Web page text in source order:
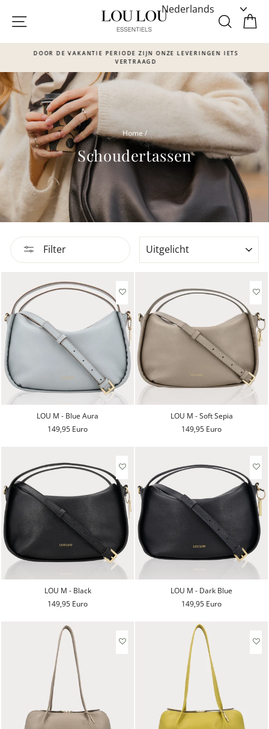
content
SITE NAVIGATIE
missing:
nl.sections.slideshow.pause_slideshow
DOOR DE VAKANTIE PERIODE ZIJN ONZE LEVERINGEN IETS
VERTRAAGD
Home/
Schoudertassen
Filter
LOU M - Blue Aura
149,95 Euro
LOU M - Soft Sepia
149,95 Euro
LOU M - Black
149,95 Euro
LOU M - Dark Blue
149,95 Euro